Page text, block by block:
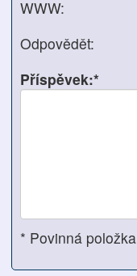
WWW:
Odpovědět:
Příspěvek:*
* Povinná položka